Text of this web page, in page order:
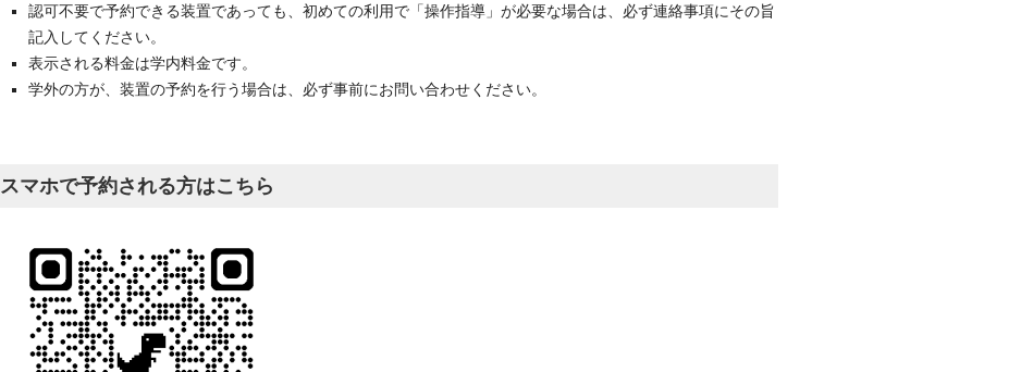
認可不要で予約できる装置であっても、初めての利用で「操作指導」が必要な場合は、必ず連絡事項にその旨
記入してください。
表示される料金は学内料金です。
学外の方が、装置の予約を行う場合は、必ず事前にお問い合わせください。
スマホで予約される方はこちら